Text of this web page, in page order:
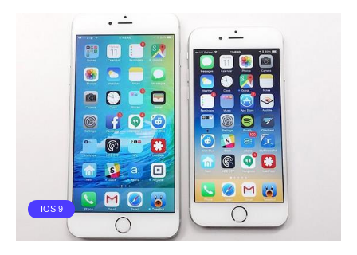
IOS 9